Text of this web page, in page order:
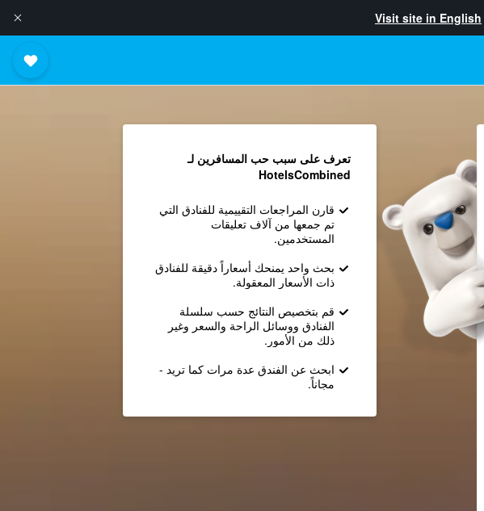
Visit site in English
تعرف على سبب حب المسافرين لـ
HotelsCombined
قارن المراجعات التقييمية للفنادق التي
تم جمعها من آلاف تعليقات
المستخدمين.
بحث واحد يمنحك أسعاراً دقيقة للفنادق
ذات الأسعار المعقولة.
قم بتخصيص النتائج حسب سلسلة
الفنادق ووسائل الراحة والسعر وغير
ذلك من الأمور.
ابحث عن الفندق عدة مرات كما تريد -
مجاناً.